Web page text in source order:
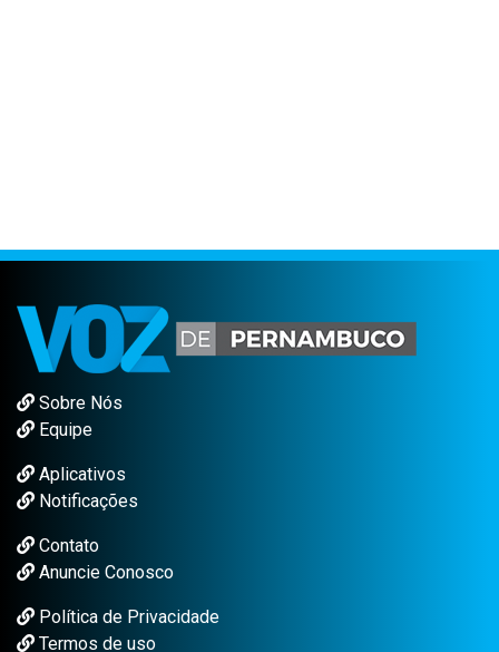
Sobre Nós
Equipe
Aplicativos
Notificações
Contato
Anuncie Conosco
Política de Privacidade
Termos de uso